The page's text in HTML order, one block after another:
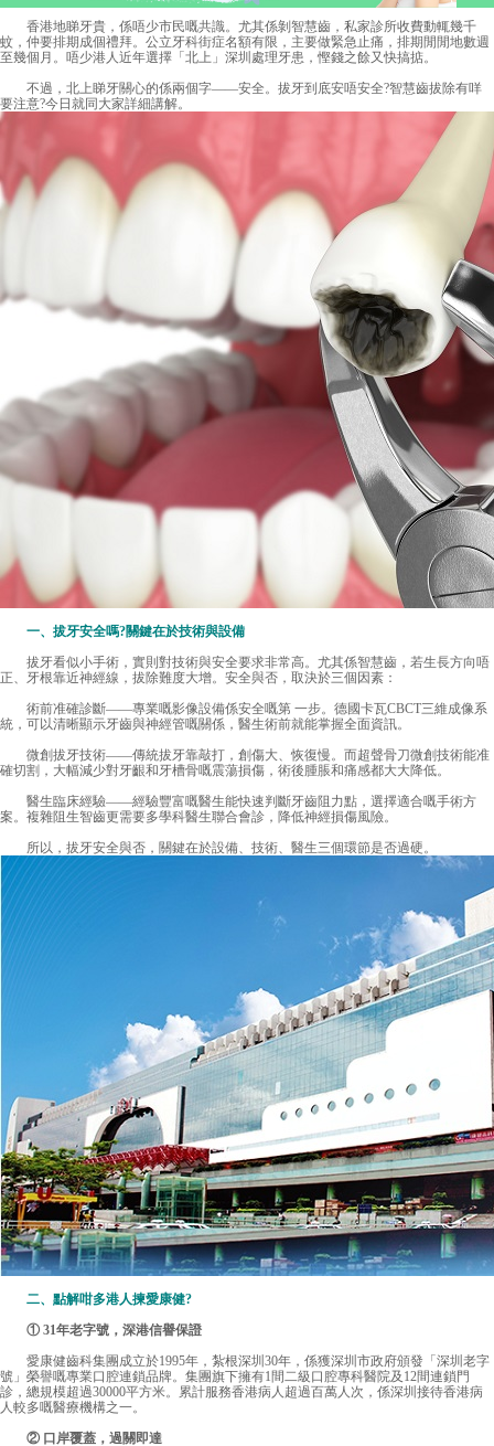
香港地睇牙貴，係唔少市民嘅共識。尤其係剝智慧齒，私家診所收費動輒幾千
蚊，仲要排期成個禮拜。公立牙科街症名額有限，主要做緊急止痛，排期閒閒地數週
至幾個月。唔少港人近年選擇「北上」深圳處理牙患，慳錢之餘又快搞掂。
不過，北上睇牙關心的係兩個字——安全。拔牙到底安唔安全?智慧齒拔除有咩
要注意?今日就同大家詳細講解。
一、拔牙安全嗎?關鍵在於技術與設備
拔牙看似小手術，實則對技術與安全要求非常高。尤其係智慧齒，若生長方向唔
正、牙根靠近神經線，拔除難度大增。安全與否，取決於三個因素：
術前准確診斷——專業嘅影像設備係安全嘅第 一步。德國卡瓦CBCT三維成像系
統，可以清晰顯示牙齒與神經管嘅關係，醫生術前就能掌握全面資訊。
微創拔牙技術——傳統拔牙靠敲打，創傷大、恢復慢。而超聲骨刀微創技術能准
確切割，大幅減少對牙齦和牙槽骨嘅震蕩損傷，術後腫脹和痛感都大大降低。
醫生臨床經驗——經驗豐富嘅醫生能快速判斷牙齒阻力點，選擇適合嘅手術方
案。複雜阻生智齒更需要多學科醫生聯合會診，降低神經損傷風險。
所以，拔牙安全與否，關鍵在於設備、技術、醫生三個環節是否過硬。
二、點解咁多港人揀愛康健?
① 31年老字號，深港信譽保證
愛康健齒科集團成立於1995年，紮根深圳30年，係獲深圳市政府頒發「深圳老字
號」榮譽嘅專業口腔連鎖品牌。集團旗下擁有1間二級口腔專科醫院及12間連鎖門
診，總規模超過30000平方米。累計服務香港病人超過百萬人次，係深圳接待香港病
人較多嘅醫療機構之一。
② 口岸覆蓋，過關即達